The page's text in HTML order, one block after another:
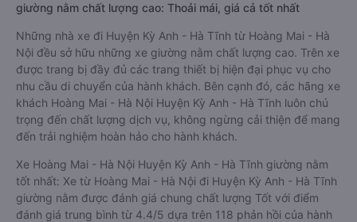
giường nằm chất lượng cao: Thoải mái, giá cả tốt nhất
Những nhà xe đi Huyện Kỳ Anh - Hà Tĩnh từ Hoàng Mai - Hà
Nội đều sở hữu những xe giường nằm chất lượng cao. Trên xe
được trang bị đầy đủ các trang thiết bị hiện đại phục vụ cho
nhu cầu di chuyển của hành khách. Bên cạnh đó, các hãng xe
khách Hoàng Mai - Hà Nội Huyện Kỳ Anh - Hà Tĩnh luôn chú
trọng đến chất lượng dịch vụ, không ngừng cải thiện để mang
đến trải nghiệm hoàn hảo cho hành khách.
Xe Hoàng Mai - Hà Nội Huyện Kỳ Anh - Hà Tĩnh giường nằm
tốt nhất: Xe từ Hoàng Mai - Hà Nội đi Huyện Kỳ Anh - Hà Tĩnh
giường nằm được đánh giá chung chất lượng Tốt với điểm
đánh giá trung bình từ 4.4/5 dựa trên 118 phản hồi của hành